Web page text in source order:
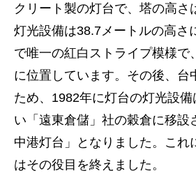
クリート製の灯台で、塔の高さ
灯光設備は38.7メートルの高さ
で唯一の紅白ストライプ模様で
に位置しています。その後、台
ため、1982年に灯台の灯光設
い「遠東倉儲」社の穀倉に移設
中港灯台」となりました。これ
はその役目を終えました。